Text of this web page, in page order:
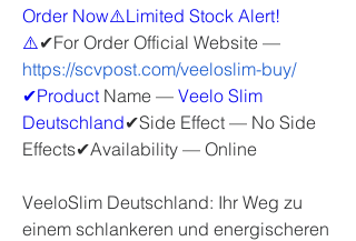
Order Now⚠️Limited Stock Alert!
⚠️
https://scvpost.com/veeloslim-buy/
✔Product Name — Veelo Slim
Deutschland✔Side Effect — No Side
Effects✔Availability — Online
VeeloSlim Deutschland: Ihr Weg zu
einem schlankeren und energischeren